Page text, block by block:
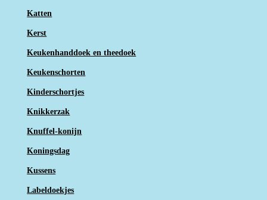
Katten
Kerst
Keukenhanddoek en theedoek
Keukenschorten
Kinderschortjes
Knikkerzak
Knuffel-konijn
Koningsdag
Kussens
Labeldoekjes